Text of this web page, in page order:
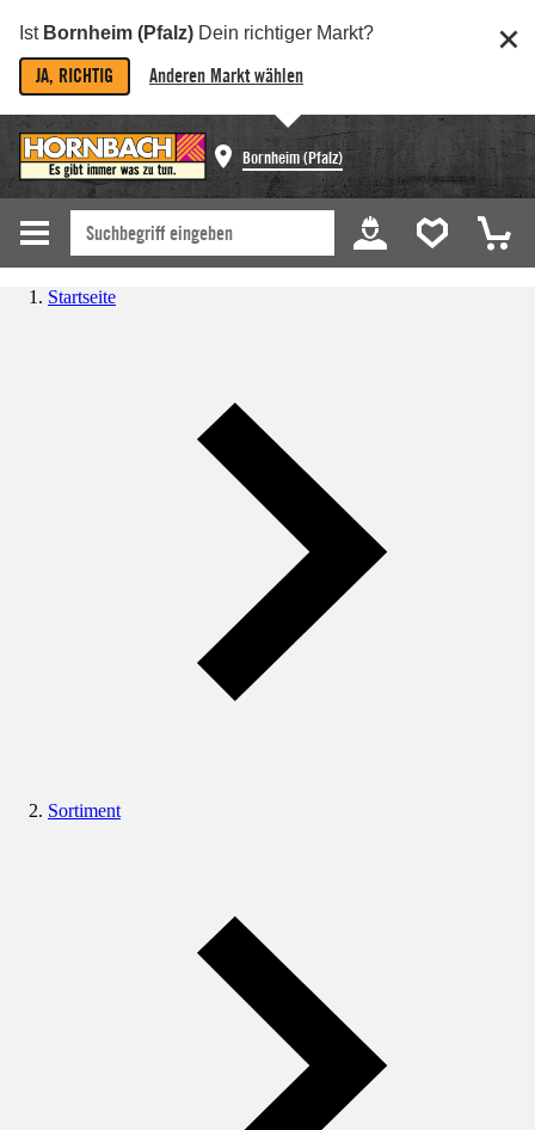
Ist Bornheim (Pfalz) Dein richtiger Markt?
JA, RICHTIG Anderen Markt wählen
Bornheim (Pfalz)
Startseite
Sortiment